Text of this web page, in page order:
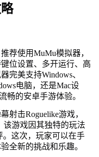
荐使用MuMu模拟器，
位设置、多开运行、高
完美支持Windows、
电脑，还是Mac设
畅的安卓手游体验。
射击Roguelike游戏，
该游戏因其独特的玩法
。这次，玩家可以在手
全新的挑战和乐趣。